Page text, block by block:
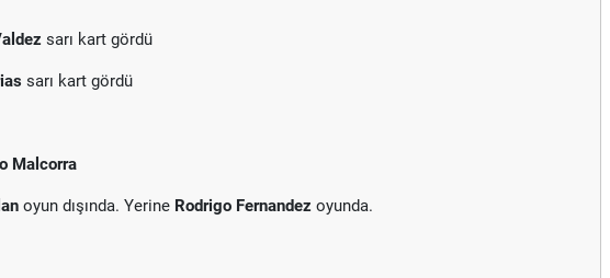
sarı kart gördü
sarı kart gördü
Malcorra
oyun dışında. Yerine Rodrigo Fernandez oyunda.